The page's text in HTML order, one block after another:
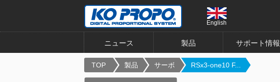
English
ニュース 製品 サポート情報
TOP 製品 サーボ RSx3-one10 F...